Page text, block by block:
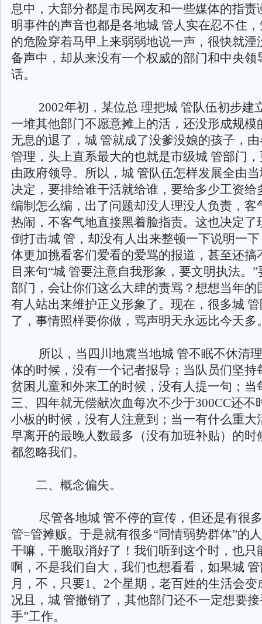
息中，大部分都是市民网友和一些媒体的指责
明事件的声音也都是各地城 管人实在忍不住
的危险穿着马甲上来弱弱地说一声，很快就湮
备声中，却从来没有一个权威的部门和中央领
话。
2002年初，某位总 理把城 管队伍初步建
一堆其他部门不愿意摊上的活，还没形成规模
无息的退了，城 管就成了没爹没娘的孩子，
管理，头上直系最大的也就是市级城 管部门
由政府领导。所以，城 管队伍怎样发展全由
决定，要排给谁干活就给谁，要给多少工资给
编制怎么编，出了问题却没人理没人负责，客
热闹，不客气地直接黑着脸指责。这也决定了
倒打击城 管，却没有人出来整顿一下说明一
体更加挑看客们爱看的爱骂的报道，甚至还搞
目来句“城 管要注意自我形象，要文明执法。
部门，会让你们这么大肆的责骂？想想当年的
有人站出来维护正义形象了。现在，很多城
了，事情照样要你做，骂声明天永远比今天多
所以，当四川地震当地城 管不眠不休清理
体的时候，没有一个记者报导；当队员们坚持
贫困儿童和外来工的时候，没有人提一句；当
三、四年就无偿献次血每次不少于300CC还不
小板的时候，没有人注意到；当一有什么重大
早离开的最晚人数最多（没有加班补贴）的时
都忽略我们。
二、概念偏失。
尽管各地城 管不停的宣传，但还是有很多
管=管摊贩。于是就有很多“同情弱势群体”的
干嘛，干脆取消好了！我们听到这个时，也只
啊，不是我们自大，我们也想看看，如果城
月，不，只要1、2个星期，老百姓的生活会变
况且，城 管撤销了，其他部门还不一定想要
手”工作。